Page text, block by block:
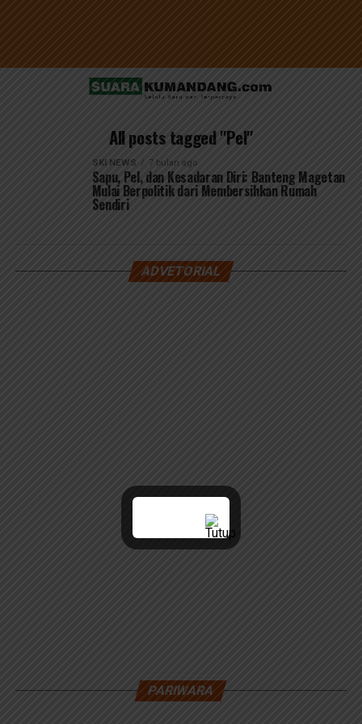
All posts tagged "Pel"
SKI NEWS 7 bulan ago
Sapu, Pel, dan Kesadaran Diri: Banteng Magetan
Mulai Berpolitik dari Membersihkan Rumah
Sendiri
ADVETORIAL
PARIWARA